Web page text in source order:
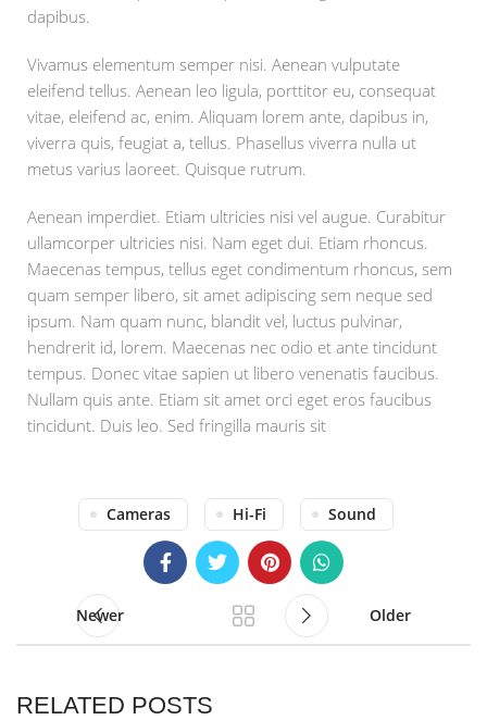
dapibus.
Vivamus elementum semper nisi. Aenean vulputate
eleifend tellus. Aenean leo ligula, porttitor eu, consequat
vitae, eleifend ac, enim. Aliquam lorem ante, dapibus in,
viverra quis, feugiat a, tellus. Phasellus viverra nulla ut
metus varius laoreet. Quisque rutrum.
Aenean imperdiet. Etiam ultricies nisi vel augue. Curabitur
ullamcorper ultricies nisi. Nam eget dui. Etiam rhoncus.
Maecenas tempus, tellus eget condimentum rhoncus, sem
quam semper libero, sit amet adipiscing sem neque sed
ipsum. Nam quam nunc, blandit vel, luctus pulvinar,
hendrerit id, lorem. Maecenas nec odio et ante tincidunt
tempus. Donec vitae sapien ut libero venenatis faucibus.
Nullam quis ante. Etiam sit amet orci eget eros faucibus
tincidunt. Duis leo. Sed fringilla mauris sit
Cameras Hi-Fi Sound
Newer Older
RELATED POSTS